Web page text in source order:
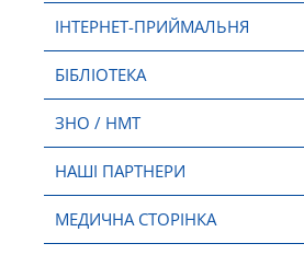
ІНТЕРНЕТ-ПРИЙМАЛЬНЯ
БІБЛІОТЕКА
ЗНО / НМТ
НАШІ ПАРТНЕРИ
МЕДИЧНА СТОРІНКА